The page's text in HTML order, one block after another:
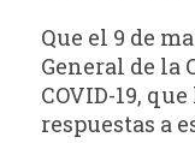
Que el 9 de
General de la
COVID-19,
respuestas a